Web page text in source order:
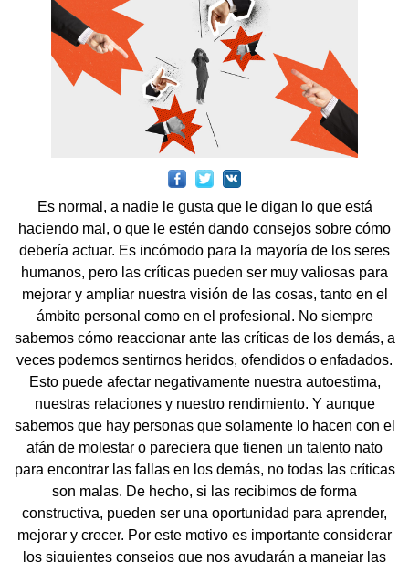
Es normal, a nadie le gusta que le digan lo que está
haciendo mal, o que le estén dando consejos sobre cómo
debería actuar. Es incómodo para la mayoría de los seres
humanos, pero las críticas pueden ser muy valiosas para
mejorar y ampliar nuestra visión de las cosas, tanto en el
ámbito personal como en el profesional. No siempre
sabemos cómo reaccionar ante las críticas de los demás, a
veces podemos sentirnos heridos, ofendidos o enfadados.
Esto puede afectar negativamente nuestra autoestima,
nuestras relaciones y nuestro rendimiento. Y aunque
sabemos que hay personas que solamente lo hacen con el
afán de molestar o pareciera que tienen un talento nato
para encontrar las fallas en los demás, no todas las críticas
son malas. De hecho, si las recibimos de forma
constructiva, pueden ser una oportunidad para aprender,
mejorar y crecer. Por este motivo es importante considerar
los siguientes consejos que nos ayudarán a manejar las